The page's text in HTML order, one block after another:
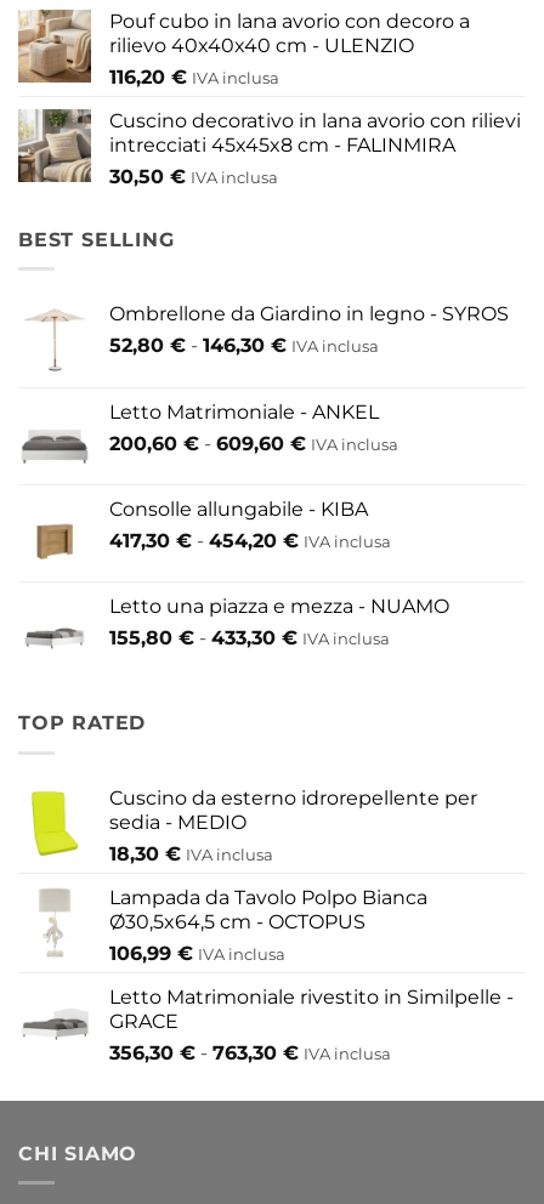
Pouf cubo in lana avorio con decoro a
rilievo 40x40x40 cm - ULENZIO
116,20 € IVA inclusa
Cuscino decorativo in lana avorio con rilievi
intrecciati 45x45x8 cm - FALINMIRA
30,50 € IVA inclusa
BEST SELLING
Ombrellone da Giardino in legno - SYROS
52,80 € - 146,30 €Fascia
da
52,80 €
146,30 €
IVA inclusa
Letto Matrimoniale - ANKEL
200,60 € - 609,60 €Fascia
da
200,60 €
609,60 €
IVA inclusa
Consolle allungabile - KIBA
417,30 € - 454,20 €Fascia
da
417,30 €
IVA inclusa
Letto una piazza e mezza - NUAMO
155,80 € - 433,30 €Fascia
433,30 €
IVA inclusa
TOP RATED
Cuscino da esterno idrorepellente per
sedia - MEDIO
18,30 € IVA inclusa
Lampada da Tavolo Polpo Bianca
Ø30,5x64,5 cm - OCTOPUS
106,99 € IVA inclusa
Letto Matrimoniale rivestito in Similpelle -
GRACE
356,30 € - 763,30 €Fascia
prezzo:
IVA inclusa
CHI SIAMO